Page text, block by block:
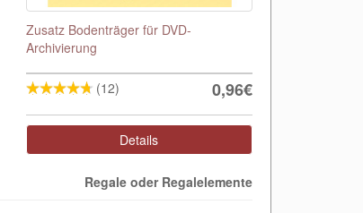
Zusatz Bodenträger für DVD-
Archivierung
(12) 0,96€
Details
Regale oder Regalelemente